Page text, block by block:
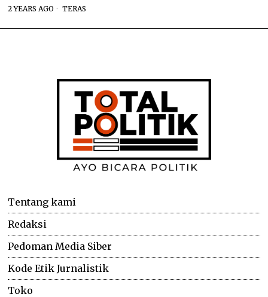
2 YEARS AGO TERAS
Tentang kami
Redaksi
Pedoman Media Siber
Kode Etik Jurnalistik
Toko